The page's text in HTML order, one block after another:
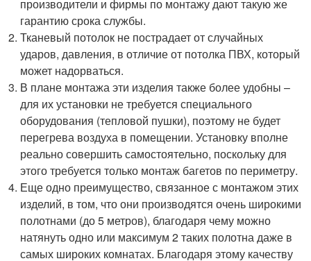
производители и фирмы по монтажу дают такую же
гарантию срока службы.
Тканевый потолок не пострадает от случайных
ударов, давления, в отличие от потолка ПВХ, который
может надорваться.
В плане монтажа эти изделия также более удобны –
для их установки не требуется специального
оборудования (тепловой пушки), поэтому не будет
перегрева воздуха в помещении. Установку вполне
реально совершить самостоятельно, поскольку для
этого требуется только монтаж багетов по периметру.
Еще одно преимущество, связанное с монтажом этих
изделий, в том, что они производятся очень широкими
полотнами (до 5 метров), благодаря чему можно
натянуть одно или максимум 2 таких полотна даже в
самых широких комнатах. Благодаря этому качеству